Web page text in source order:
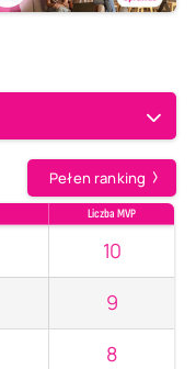
Pełen ranking
Liczba MVP
10
9
8